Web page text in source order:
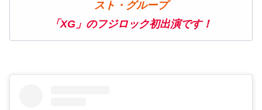
スト・グループ
「XG」のフジロック初出演です！